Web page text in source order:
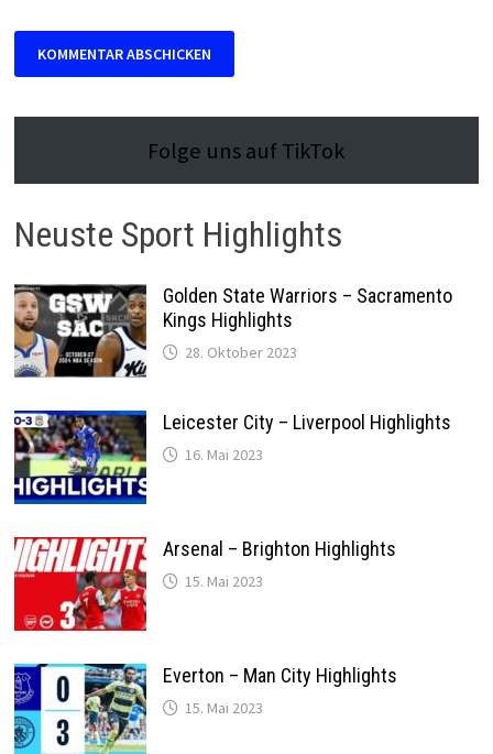
Folge uns auf TikTok
Neuste Sport Highlights
Golden State Warriors – Sacramento
Kings Highlights
28. Oktober 2023
Leicester City – Liverpool Highlights
16. Mai 2023
Arsenal – Brighton Highlights
15. Mai 2023
Everton – Man City Highlights
15. Mai 2023